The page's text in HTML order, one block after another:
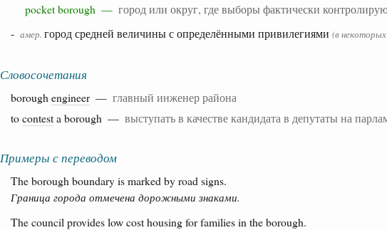
pocket borough — город или округ, где выборы фактически
- амер. город средней величины с определёнными привилегиями (в
Словосочетания
borough engineer— главный инженер района
tocontesta borough — выступать в качестве кандидата в депутаты на
Примеры с переводом
The borough boundary is marked by road signs.
Граница города отмечена дорожными знаками.
The council provides low cost housing for families in the borough.